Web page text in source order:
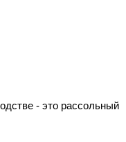
- это рассольный